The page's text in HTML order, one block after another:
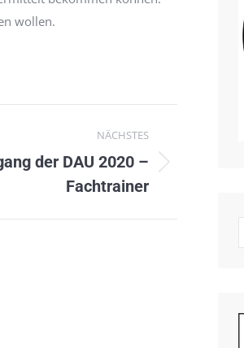
wollen.
NÄCHSTES
der DAU 2020 –
Fachtrainer